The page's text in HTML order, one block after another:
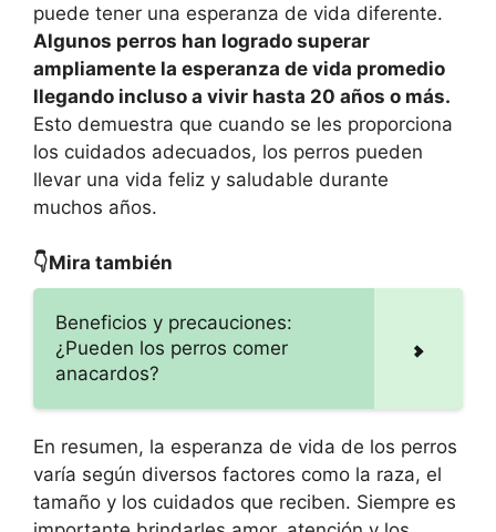
puede tener una esperanza de vida diferente.
Algunos perros han logrado superar
ampliamente la esperanza de vida promedio
llegando incluso a vivir hasta 20 años o más.
Esto demuestra que cuando se les proporciona
los cuidados adecuados, los perros pueden
llevar una vida feliz y saludable durante
muchos años.
👇Mira también
Beneficios y precauciones:
¿Pueden los perros comer
anacardos?
En resumen, la esperanza de vida de los perros
varía según diversos factores como la raza, el
tamaño y los cuidados que reciben. Siempre es